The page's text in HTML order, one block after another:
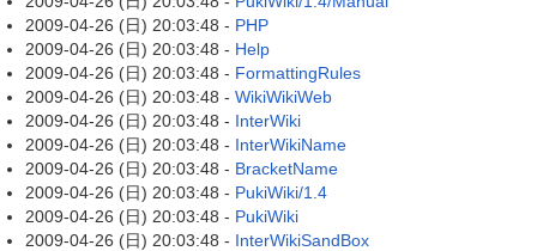
2009-04-26 (日) 20:03:48 - PHP
2009-04-26 (日) 20:03:48 - Help
2009-04-26 (日) 20:03:48 - FormattingRules
2009-04-26 (日) 20:03:48 - WikiWikiWeb
2009-04-26 (日) 20:03:48 - InterWiki
2009-04-26 (日) 20:03:48 - InterWikiName
2009-04-26 (日) 20:03:48 - BracketName
2009-04-26 (日) 20:03:48 - PukiWiki/1.4
2009-04-26 (日) 20:03:48 - PukiWiki
2009-04-26 (日) 20:03:48 - InterWikiSandBox